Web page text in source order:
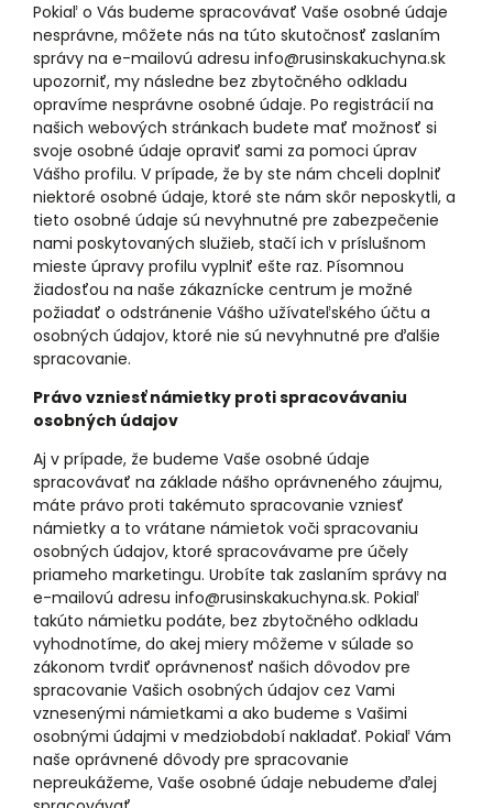
Pokiaľ o Vás budeme spracovávať Vaše osobné údaje
nesprávne, môžete nás na túto skutočnosť zaslaním
správy na e-mailovú adresu info@rusinskakuchyna.sk
upozorniť, my následne bez zbytočného odkladu
opravíme nesprávne osobné údaje. Po registrácií na
našich webových stránkach budete mať možnosť si
svoje osobné údaje opraviť sami za pomoci úprav
Vášho profilu. V prípade, že by ste nám chceli doplniť
niektoré osobné údaje, ktoré ste nám skôr neposkytli, a
tieto osobné údaje sú nevyhnutné pre zabezpečenie
nami poskytovaných služieb, stačí ich v príslušnom
mieste úpravy profilu vyplniť ešte raz. Písomnou
žiadosťou na naše zákaznícke centrum je možné
požiadať o odstránenie Vášho užívateľského účtu a
osobných údajov, ktoré nie sú nevyhnutné pre ďalšie
spracovanie.
Právo vzniesť námietky proti spracovávaniu
osobných údajov
Aj v prípade, že budeme Vaše osobné údaje
spracovávať na základe nášho oprávneného záujmu,
máte právo proti takémuto spracovanie vzniesť
námietky a to vrátane námietok voči spracovaniu
osobných údajov, ktoré spracovávame pre účely
priameho marketingu. Urobíte tak zaslaním správy na
e-mailovú adresu info@rusinskakuchyna.sk. Pokiaľ
takúto námietku podáte, bez zbytočného odkladu
vyhodnotíme, do akej miery môžeme v súlade so
zákonom tvrdiť oprávnenosť našich dôvodov pre
spracovanie Vašich osobných údajov cez Vami
vznesenými námietkami a ako budeme s Vašimi
osobnými údajmi v medziobdobí nakladať. Pokiaľ Vám
naše oprávnené dôvody pre spracovanie
nepreukážeme, Vaše osobné údaje nebudeme ďalej